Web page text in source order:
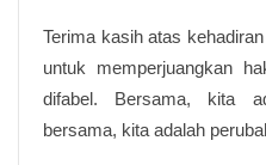
Terima kasih atas
untuk memperjuangkan
difabel. Bersama, kita
bersama, kita adalah